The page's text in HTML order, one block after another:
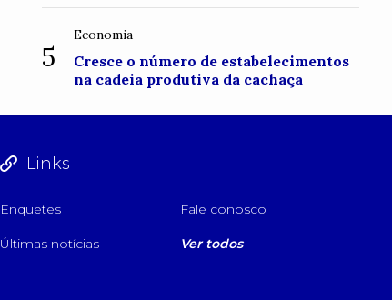
5
Economia
Cresce o número de estabelecimentos
na cadeia produtiva da cachaça
Links
Enquetes Fale conosco
Últimas notícias Ver todos